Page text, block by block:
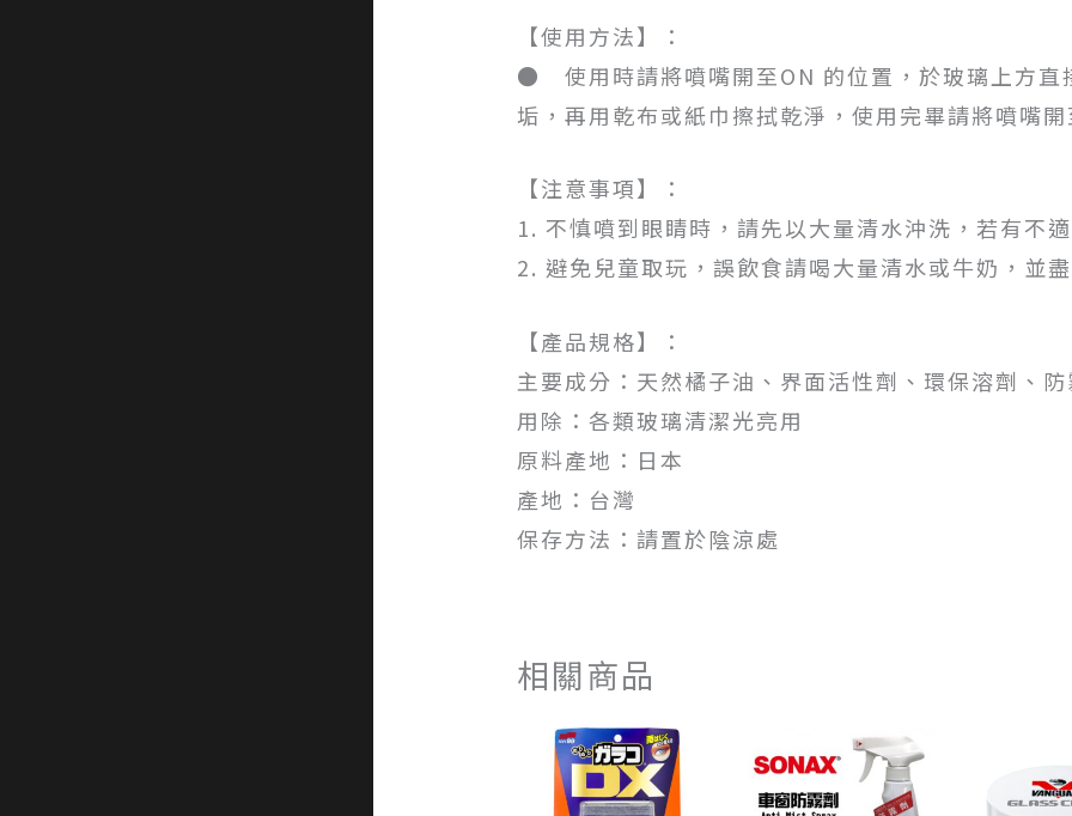
【使用方法】：
● 使用時請將噴嘴開至ON 的位置，於玻璃上方直
垢，再用乾布或紙巾擦拭乾淨，使用完畢請將噴嘴
【注意事項】：
1. 不慎噴到眼睛時，請先以大量清水沖洗，若有不
2. 避免兒童取玩，誤飲食請喝大量清水或牛奶，並
【產品規格】：
主要成分：天然橘子油、界面活性劑、環保溶劑、
用除：各類玻璃清潔光亮用
原料產地：日本
產地：台灣
保存方法：請置於陰涼處
相關商品